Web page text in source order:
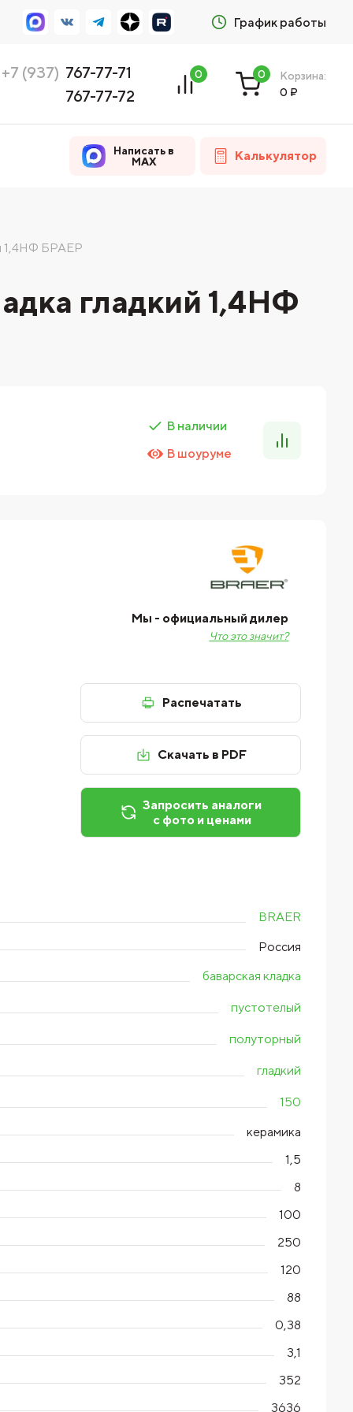
График работы
+7 (937) 767-77-71
767-77-72
0 0
Корзина:
0 ₽
Написать в
MAX
Калькулятор
1,4НФ БРАЕР
гладкий 1,4НФ
В наличии
В шоуруме
Мы - официальный дилер
Что это значит?
Распечатать
Скачать в PDF
Запросить аналоги
с фото и ценами
BRAER
Россия
баварская кладка
пустотелый
полуторный
гладкий
150
керамика
1,5
8
100
250
120
88
0,38
3,1
352
3636